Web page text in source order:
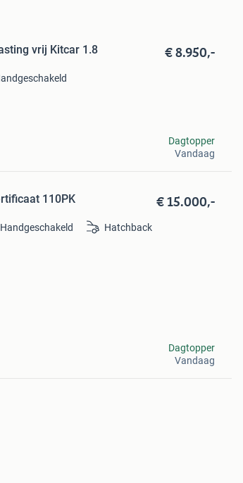
vrij Kitcar 1.8 € 8.950,-
Dagtopper
Vandaag
110PK € 15.000,-
Handgeschakeld Hatchback
Dagtopper
Vandaag